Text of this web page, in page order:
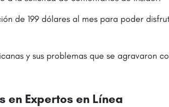
de 199 dólares al mes para poder
y sus problemas que se agravaron
en Expertos en Línea